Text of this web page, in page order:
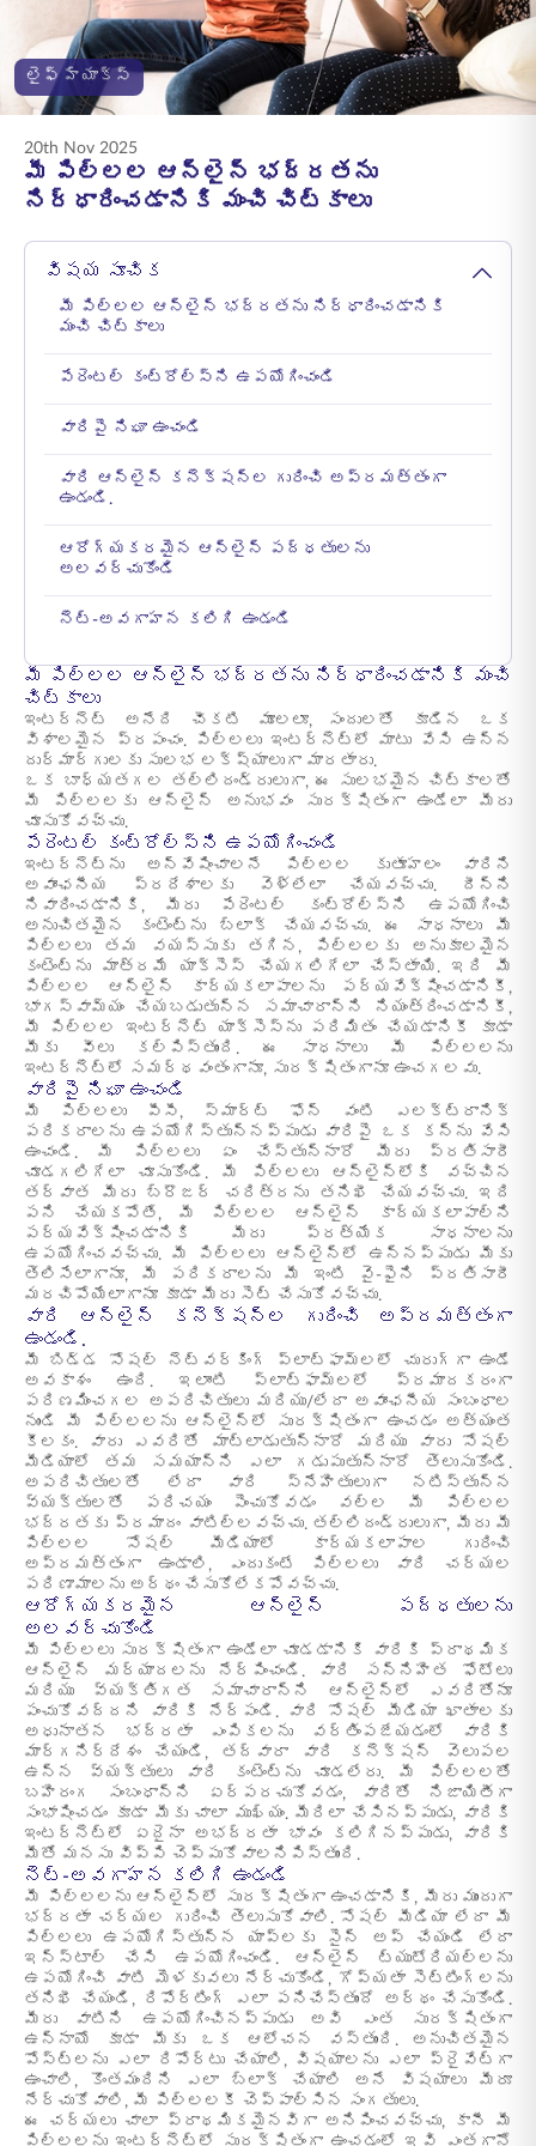
ENGLISH
ఆన్‌లైన్‌లో కొనండి ప్రీమియం చెల్లించండి
లైఫ్ హ్యాక్స్
20th Nov 2025
మీ పిల్లల ఆన్‌లైన్ భద్రతను
నిర్ధారించడానికి మంచి చిట్కాలు
విషయ సూచిక
మీ పిల్లల ఆన్‌లైన్ భద్రతను నిర్ధారించడానికి
మంచి చిట్కాలు
పేరెంటల్ కంట్రోల్స్‌ని ఉపయోగించండి
వారిపై నిఘా ఉంచండి
వారి ఆన్‌లైన్ కనెక్షన్‌ల గురించి అప్రమత్తంగా
ఉండండి.
ఆరోగ్యకరమైన ఆన్‌లైన్ పద్ధతులను
అలవర్చుకోండి
నెట్-అవగాహన కలిగి ఉండండి
మీ పిల్లల ఆన్‌లైన్ భద్రతను నిర్ధారించడానికి మంచి
చిట్కాలు
ఇంటర్నెట్ అనేది చీకటి మూలలూ, సందులతో కూడిన ఒక
విశాలమైన ప్రపంచం. పిల్లలు ఇంటర్నెట్‌లో మాటు వేసి ఉన్న
దుర్మార్గులకు సులభ లక్ష్యాలుగా మారతారు.
ఒక బాధ్యతగల తల్లిదండ్రులుగా, ఈ సులభమైన చిట్కాలతో
మీ పిల్లలకు ఆన్‌లైన్ అనుభవం సురక్షితంగా ఉండేలా మీరు
చూసుకోవచ్చు.
పేరెంటల్ కంట్రోల్స్‌ని ఉపయోగించండి
ఇంటర్నెట్‌ను అన్వేషించాలనే పిల్లల కుతూహలం వారిని
అవాంఛనీయ ప్రదేశాలకు వెళ్లేలా చేయవచ్చు. దీన్ని
నివారించడానికి, మీరు పేరెంటల్ కంట్రోల్స్‌ని ఉపయోగించి
అనుచితమైన కంటెంట్‌ను బ్లాక్ చేయవచ్చు. ఈ సాధనాలు మీ
పిల్లలు తమ వయస్సుకు తగిన, పిల్లలకు అనుకూలమైన
కంటెంట్‌ను మాత్రమే యాక్సెస్ చేయగలిగేలా చేస్తాయి. ఇది మీ
పిల్లల ఆన్‌లైన్ కార్యకలాపాలను పర్యవేక్షించడానికీ,
భాగస్వామ్యం చేయబడుతున్న సమాచారాన్ని నియంత్రించడానికీ,
మీ పిల్లల ఇంటర్నెట్ యాక్సెస్‌ను పరిమితం చేయడానికీ కూడా
మీకు వీలు కల్పిస్తుంది. ఈ సాధనాలు మీ పిల్లలను
ఇంటర్నెట్‌లో సమర్థవంతంగానూ, సురక్షితంగానూ ఉంచగలవు.
వారిపై నిఘా ఉంచండి
మీ పిల్లలు పీసీ, స్మార్ట్ ఫోన్ వంటి ఎలక్ట్రానిక్
పరికరాలను ఉపయోగిస్తున్నప్పుడు వారిపై ఒక కన్ను వేసి
ఉంచండి. మీ పిల్లలు ఏం చేస్తున్నారో మీరు ప్రతిసారీ
చూడగలిగేలా చూసుకోండి. మీ పిల్లలు ఆన్‌లైన్‌లోకి వచ్చిన
తర్వాత మీరు బ్రౌజర్ చరిత్రను తనిఖీ చేయవచ్చు. ఇది
పని చేయకపోతే, మీ పిల్లల ఆన్‌లైన్ కార్యకలాపాల్ని
పర్యవేక్షించడానికి మీరు ప్రత్యేక సాధనాలను
ఉపయోగించవచ్చు. మీ పిల్లలు ఆన్‌లైన్‌లో ఉన్నప్పుడు మీకు
తెలిసేలాగానూ, మీ పరికరాలను మీ ఇంటి వై-ఫైని ప్రతిసారీ
మరచిపోయేలాగానూ కూడా మీరు సెట్ చేసుకోవచ్చు.
వారి ఆన్‌లైన్ కనెక్షన్‌ల గురించి అప్రమత్తంగా
ఉండండి.
మీ బిడ్డ సోషల్ నెట్‌వర్కింగ్ ప్లాట్‌ఫామ్‌లలో చురుగ్గా ఉండే
అవకాశం ఉంది. ఇలాంటి ప్లాట్‌ఫామ్‌లలో ప్రమాదకరంగా
పరిణమించగల అపరిచితులు మరియు/లేదా అవాంఛనీయ సంబంధాల
నుండి మీ పిల్లలను ఆన్‌లైన్‌లో సురక్షితంగా ఉంచడం అత్యంత
కీలకం. వారు ఎవరితో మాట్లాడుతున్నారో మరియు వారు సోషల్
మీడియాలో తమ సమయాన్ని ఎలా గడుపుతున్నారో తెలుసుకోండి.
అపరిచితులతో లేదా వారి స్నేహితులుగా నటిస్తున్న
వ్యక్తులతో పరిచయం పెంచుకోవడం వల్ల మీ పిల్లల
భద్రతకు ప్రమాదం వాటిల్లవచ్చు. తల్లిదండ్రులుగా, మీరు మీ
పిల్లల సోషల్ మీడియాలో కార్యకలాపాల గురించి
అప్రమత్తంగా ఉండాలి, ఎందుకంటే పిల్లలు వారి చర్యల
పరిణామాలను అర్థం చేసుకోలేకపోవచ్చు.
ఆరోగ్యకరమైన ఆన్‌లైన్ పద్ధతులను
అలవర్చుకోండి
మీ పిల్లలు సురక్షితంగా ఉండేలా చూడడానికి వారికి ప్రాథమిక
ఆన్‌లైన్ మర్యాదలను నేర్పించండి. వారి సన్నిహిత ఫోటోలు
మరియు వ్యక్తిగత సమాచారాన్ని ఆన్‌లైన్‌లో ఎవరితోనూ
పంచుకోవద్దని వారికి నేర్పండి. వారి సోషల్ మీడియా ఖాతాలకు
అధునాతన భద్రతా ఎంపికలను వర్తింపజేయడంలో వారికి
మార్గనిర్దేశం చేయండి, తద్వారా వారి కనెక్షన్ వెలుపల
ఉన్న వ్యక్తులు వారి కంటెంట్‌ను చూడలేరు. మీ పిల్లలతో
బహిరంగ సంబంధాన్ని ఏర్పరచుకోవడం, వారితో నిజాయితీగా
సంభాషించడం కూడా మీకు చాలా ముఖ్యం. మీరిలా చేసినప్పుడు, వారికి
ఇంటర్నెట్‌లో ఏదైనా అభద్రతా భావం కలిగినప్పుడు, వారికి
మీతో మనసు విప్పి చెప్పుకోవాలనిపిస్తుంది.
నెట్-అవగాహన కలిగి ఉండండి
మీ పిల్లలను ఆన్‌లైన్‌లో సురక్షితంగా ఉంచడానికి, మీరు ముందుగా
భద్రతా చర్యల గురించి తెలుసుకోవాలి. సోషల్ మీడియా లేదా మీ
పిల్లలు ఉపయోగిస్తున్న యాప్‌లకు సైన్ అప్ చేయండి లేదా
ఇన్‌స్టాల్ చేసి ఉపయోగించండి. ఆన్‌లైన్ ట్యుటోరియల్‌లను
ఉపయోగించి వాటి మెళకువలు నేర్చుకోండి, గోప్యతా సెట్టింగ్‌లను
తనిఖీ చేయండి, రిపోర్టింగ్ ఎలా పనిచేస్తుందో అర్థం చేసుకోండి.
మీరు వాటిని ఉపయోగించినప్పుడు అవి ఎంత సురక్షితంగా
ఉన్నాయో కూడా మీకు ఒక ఆలోచన వస్తుంది. అనుచితమైన
పోస్ట్‌లను ఎలా రిపోర్టు చేయాలి, విషయాలను ఎలా ప్రైవేట్‌గా
ఉంచాలి, కొంతమందిని ఎలా బ్లాక్ చేయాలి అనే విషయాలు మీరూ
నేర్చుకోవాలి, మీ పిల్లలకీ చెప్పాల్సిన సంగతులు.
ఈ చర్యలు చాలా ప్రాథమికమైనవిగా అనిపించవచ్చు, కానీ మీ
పిల్లలను ఇంటర్నెట్‌లో సురక్షితంగా ఉంచడంలో ఇవి ఎంతగానో